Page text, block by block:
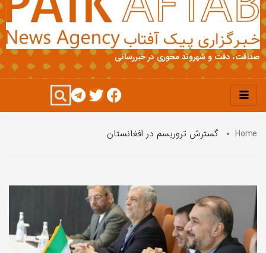
صداقت، دقت و شهروند محوری در خبررسانی
Home گسترش تروریسم در افغانستان